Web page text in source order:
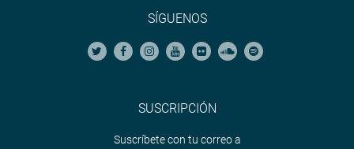
SÍGUENOS
SUSCRIPCIÓN
Suscríbete con tu correo a